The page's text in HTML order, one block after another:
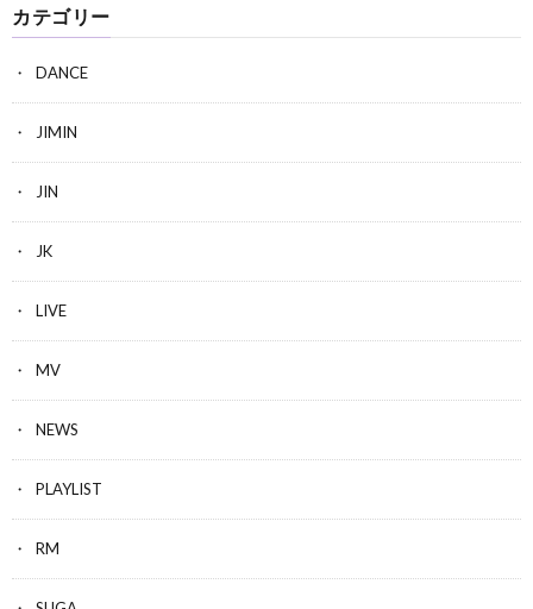
カテゴリー
DANCE
JIMIN
JIN
JK
LIVE
MV
NEWS
PLAYLIST
RM